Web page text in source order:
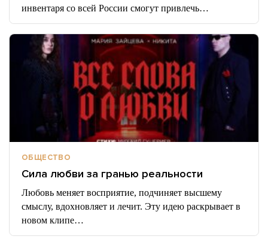
инвентаря со всей России смогут привлечь…
ОБЩЕСТВО
Сила любви за гранью реальности
Любовь меняет восприятие, подчиняет высшему
смыслу, вдохновляет и лечит. Эту идею раскрывает в
новом клипе…